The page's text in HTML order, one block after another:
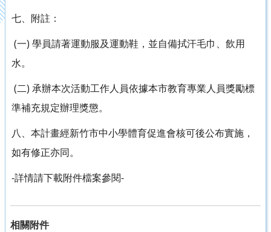
七、附註：
(一) 學員請著運動服及運動鞋，並自備拭汗毛巾、飲用
水。
(二) 承辦本次活動工作人員依據本市教育專業人員獎勵標
準補充規定辦理獎懲。
八、本計畫經新竹市中小學體育促進會核可後公布實施，
如有修正亦同。
-詳情請下載附件檔案參閱-
相關附件